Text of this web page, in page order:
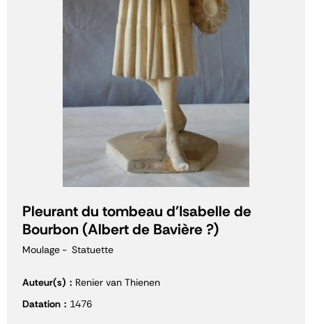
Pleurant du tombeau d'Isabelle de
Bourbon (Albert de Bavière ?)
Moulage Statuette
Auteur(s)
Renier van Thienen
Datation
1476